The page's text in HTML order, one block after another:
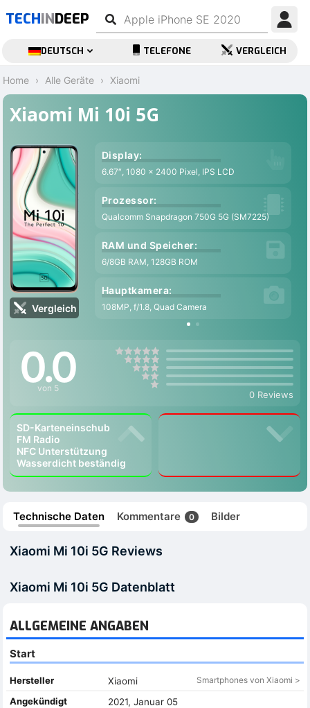
TECHINDEEP
DEUTSCH TELEFONE VERGLEICH
Home Alle Geräte Xiaomi
Xiaomi Mi 10i 5G
Vergleich
Display:
6.67″, 1080 x 2400 Pixel, IPS LCD
Prozessor:
Qualcomm Snapdragon 750G 5G (SM7225)
RAM und Speicher:
6/8GB RAM, 128GB ROM
Hauptkamera:
108MP, f/1.8, Quad Camera
0.0
von 5
0 Reviews
SD-Karteneinschub
FM Radio
NFC Unterstützung
Wasserdicht beständig
Technische Daten Kommentare 0 Bilder
Xiaomi Mi 10i 5G Reviews
Xiaomi Mi 10i 5G Datenblatt
ALLGEMEINE ANGABEN
Start
Hersteller Xiaomi Smartphones von Xiaomi >
Angekündigt
2021, Januar 05